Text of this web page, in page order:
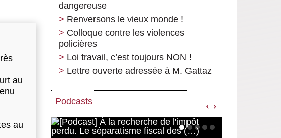
au
au
dangereuse
Renversons le vieux monde !
Colloque contre les violences
policières
Loi travail, c’est toujours NON !
Lettre ouverte adressée à M. Gattaz
Podcasts ‹ ›